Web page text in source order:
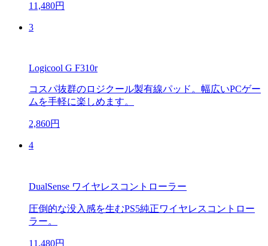
11,480円
3
Logicool G F310r
コスパ抜群のロジクール製有線パッド。幅広いPCゲー
ムを手軽に楽しめます。
2,860円
4
DualSense ワイヤレスコントローラー
圧倒的な没入感を生むPS5純正ワイヤレスコントロー
ラー。
11,480円